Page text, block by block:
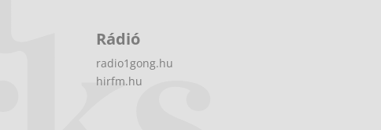
Rádió
radio1gong.hu
hirfm.hu